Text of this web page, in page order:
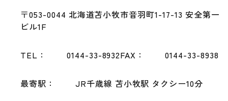
〒053-0044 北海道苫小牧市音羽町1-17-13 安全第一
ビル1F
TEL： 0144-33-8932FAX： 0144-33-8938
最寄駅：
JR千歳線 苫小牧駅 タクシー10分